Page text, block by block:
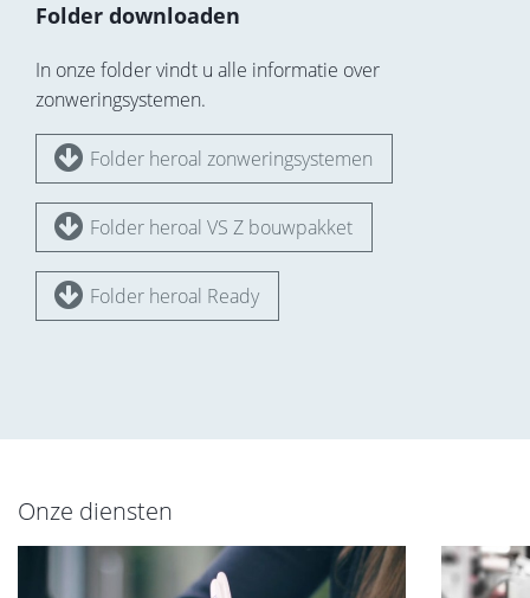
Folder downloaden
In onze folder vindt u alle informatie over
zonweringsystemen.
Folder heroal zonweringsystemen
Folder heroal VS Z bouwpakket
Folder heroal Ready
Onze diensten